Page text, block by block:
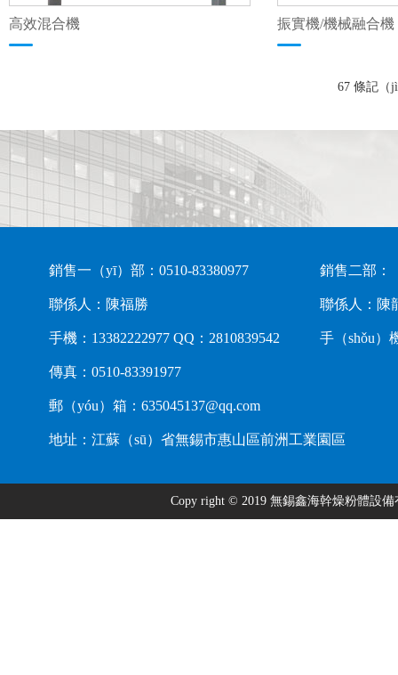
高效混合機 振實機/機械融合機
67 條記（
銷售一（yī）部：0510-83380977
聯係人：陳福勝
手機：13382222977 QQ：2810839542
銷售二部：
聯係人：陳
手（shǒu）
傳真：0510-83391977
郵（yóu）箱：635045137@qq.com
地址：江蘇（sū）省無錫市惠山區前洲工業園區
Copy right © 2019 無錫鑫海幹燥粉體設